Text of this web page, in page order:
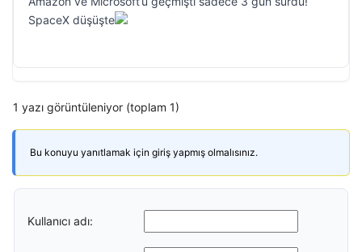
SpaceX düşüşte
1 yazı görüntüleniyor (toplam 1)
Bu konuyu yanıtlamak için giriş yapmış olmalısınız.
Kullanıcı adı: